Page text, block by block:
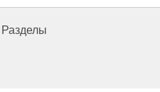
Разделы